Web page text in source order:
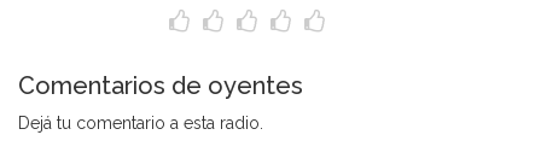
Comentarios de oyentes
Dejá tu comentario a esta radio.